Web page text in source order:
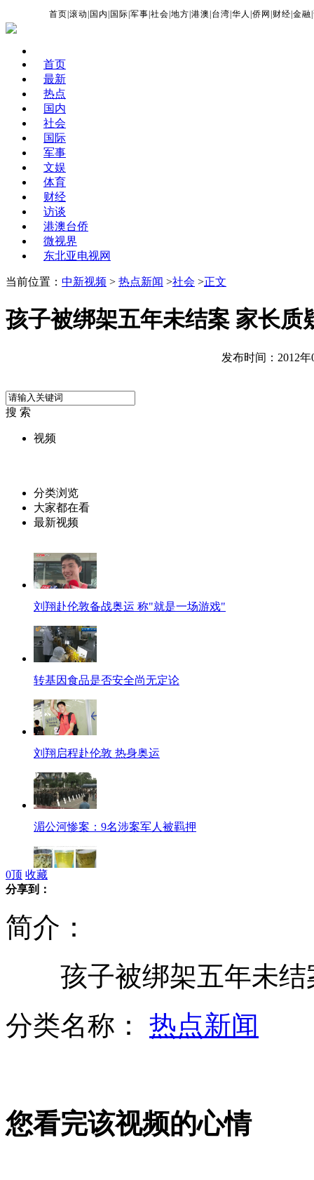
首页 |滚动 国内 国际 |军事 |社会 |地方 |港澳 台湾 |华人 |侨网 财经 |金融 |
首页
最新
热点
国内
社会
国际
军事
文娱
体育
财经
访谈
港澳台侨
微视界
东北亚电视网
当前位置： 中新视频 > 热点新闻 >社会 >正文
孩子被绑架五年未结案 家长质
发布时间：2012年
搜 索
视频
分类浏览
大家都在看
最新视频
刘翔赴伦敦备战奥运 称"就是一场游戏"
转基因食品是否安全尚无定论
刘翔启程赴伦敦 热身奥运
湄公河惨案：9名涉案军人被羁押
前女足国脚成网络人气歌手
网传酒精能测胎儿性别
0顶 收藏
分享到：
简介：
孩子被绑架五年未结
分类名称： 热点新闻
您看完该视频的心情